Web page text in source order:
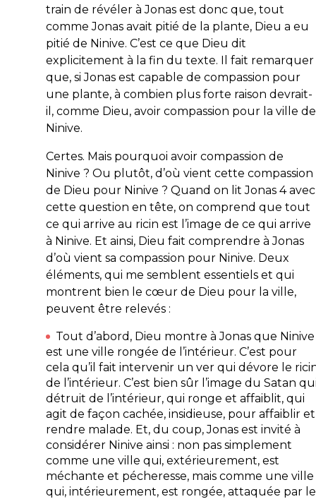
train de révéler à Jonas est donc que, tout
comme Jonas avait pitié de la plante, Dieu a eu
pitié de Ninive. C’est ce que Dieu dit
explicitement à la fin du texte. Il fait remarquer
que, si Jonas est capable de compassion pour
une plante, à combien plus forte raison devrait-
il, comme Dieu, avoir compassion pour la ville de
Ninive.
Certes. Mais pourquoi avoir compassion de
Ninive ? Ou plutôt, d’où vient cette compassion
de Dieu pour Ninive ? Quand on lit Jonas 4 avec
cette question en tête, on comprend que tout
ce qui arrive au ricin est l’image de ce qui arrive
à Ninive. Et ainsi, Dieu fait comprendre à Jonas
d’où vient sa compassion pour Ninive. Deux
éléments, qui me semblent essentiels et qui
montrent bien le cœur de Dieu pour la ville,
peuvent être relevés :
Tout d’abord, Dieu montre à Jonas que Ninive
est une ville rongée de l’intérieur. C’est pour
cela qu’il fait intervenir un ver qui dévore le
de l’intérieur. C’est bien sûr l’image du Satan
détruit de l’intérieur, qui ronge et affaiblit, qui
agit de façon cachée, insidieuse, pour affaiblir et
rendre malade. Et, du coup, Jonas est invité à
considérer Ninive ainsi : non pas simplement
comme une ville qui, extérieurement, est
méchante et pécheresse, mais comme une ville
qui, intérieurement, est rongée, attaquée par le